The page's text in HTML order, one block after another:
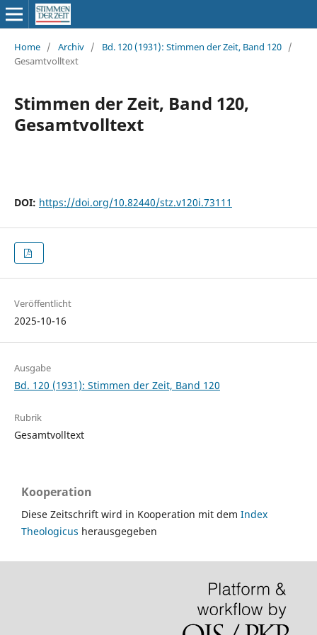
Home / Archiv / Bd. 120 (1931): Stimmen der Zeit, Band 120 /
Gesamtvolltext
Stimmen der Zeit, Band 120,
Gesamtvolltext
DOI: https://doi.org/10.82440/stz.v120i.73111
Veröffentlicht
2025-10-16
Ausgabe
Bd. 120 (1931): Stimmen der Zeit, Band 120
Rubrik
Gesamtvolltext
Kooperation
Diese Zeitschrift wird in Kooperation mit dem Index
Theologicus herausgegeben